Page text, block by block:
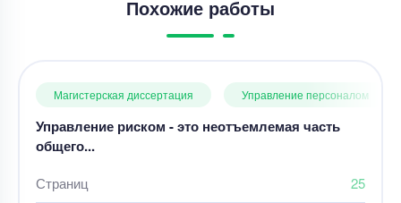
Похожие работы
Магистерская диссертация Управление персоналом
Управление риском - это неотъемлемая часть
общего...
Страниц 25